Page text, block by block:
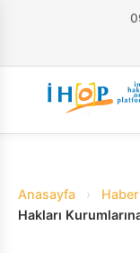
Anasayfa ›
Hakları